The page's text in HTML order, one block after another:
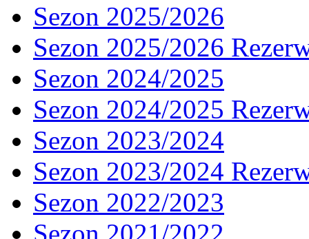
Sezon 2025/2026
Sezon 2025/2026
Sezon 2024/2025
Sezon 2024/2025
Sezon 2023/2024
Sezon 2023/2024
Sezon 2022/2023